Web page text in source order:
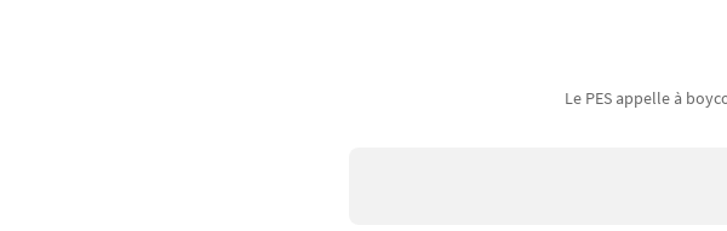
Le PES appelle à